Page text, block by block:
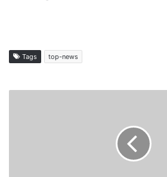
Tags top-news